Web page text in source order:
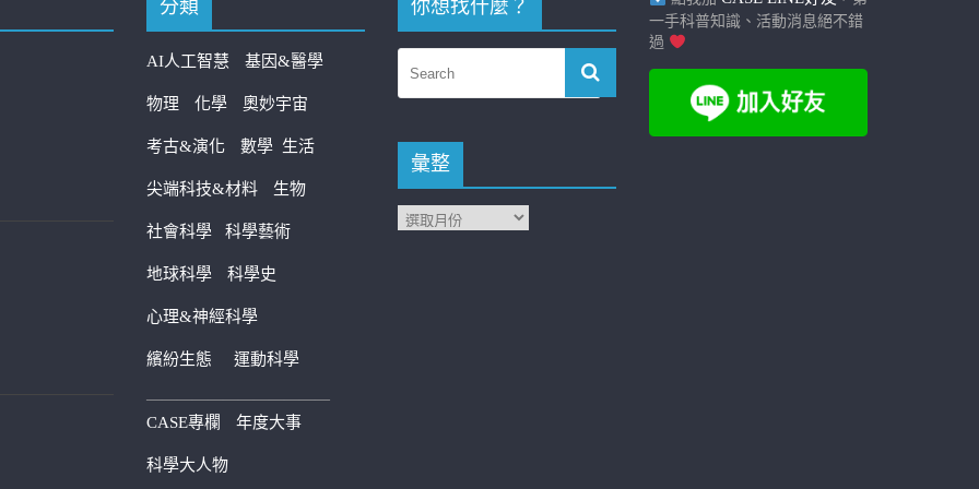
分類
AI人工智慧 基因&醫學
物理 化學 奧妙宇宙
考古&演化 數學 生活
尖端科技&材料 生物
社會科學 科學藝術
地球科學 科學史
心理&神經科學
繽紛生態 運動科學
————————————
CASE專欄 年度大事
科學大人物
你想找什麼？
彙整
一手科普知識、活動消息絕不錯
過